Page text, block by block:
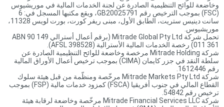
وخاضعة للوائح التنظيمية الصادرة عن لجنة الخدمات المالية في موريشيوس
(FSC) بموجب الترخيص رقم GB20025791، ويقع مكتبها المسجل في: 6
سانت دينيس ستريت، الطابق الأول، مبنى ريفر كورت، بورت لويس 11328،
موريشيوس.
تحمل شركة Mitrade Global Pty Ltd (برقم أعمال أسترالي ABN 90 149
011 361) رخصة الخدمات المالية الأسترالية (AFSL 398528).
شركة Mitrade Holding مرخصة وخاضعة للوائح التنظيمية الصادرة عن
سلطة النقد في جزر كايمان (CIMA) بموجب ترخيص أعمال الأوراق المالية
رقم 1612446.
شركة Mitrade Markets Pty Ltd مرخّصة ومنظّمة من قبل هيئة سلوك
القطاع المالي في جنوب أفريقيا (FSCA) كمزود خدمات مالية (FSP) بموجب
ترخيص رقم 54842.
شركة Mitrade Financial Services LLC مرخّصة وخاضعة لرقابة هيئة